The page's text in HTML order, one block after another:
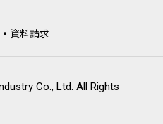
資料請求
Co., Ltd. All Rights